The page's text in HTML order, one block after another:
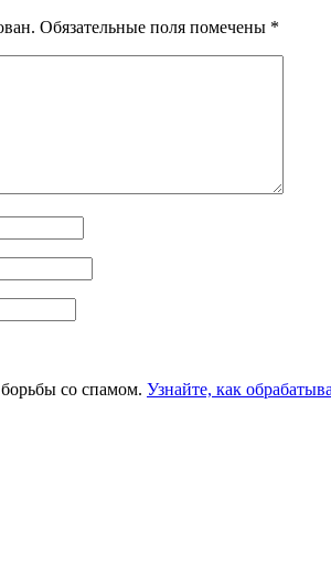
Обязательные поля помечены *
со спамом. Узнайте, как